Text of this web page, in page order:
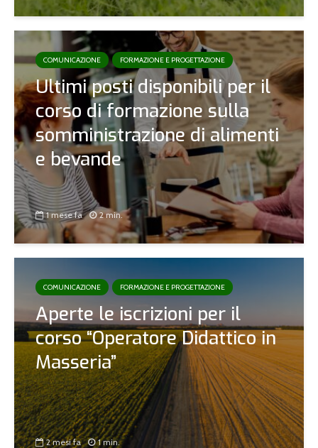
COMUNICAZIONE FORMAZIONE E PROGETTAZIONE
Ultimi posti disponibili per il
corso di formazione sulla
somministrazione di alimenti
e bevande
1 mese fa 2 min.
COMUNICAZIONE FORMAZIONE E PROGETTAZIONE
Aperte le iscrizioni per il
corso “Operatore Didattico in
Masseria”
2 mesi fa 1 min.